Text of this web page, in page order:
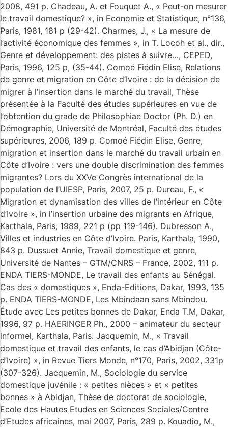
2008, 491 p. Chadeau, A. et Fouquet A., « Peut-on mesurer
le travail domestique? », in Economie et Statistique, n°136,
Paris, 1981, 181 p (29-42). Charmes, J., « La mesure de
l’activité économique des femmes », in T. Locoh et al., dir.,
Genre et développement: des pistes à suivre…, CEPED,
Paris, 1996, 125 p, (35-44). Comoé Fiédin Elise, Relations
de genre et migration en Côte d’Ivoire : de la décision de
migrer à l’insertion dans le marché du travail, Thèse
présentée à la Faculté des études supérieures en vue de
l’obtention du grade de Philosophiae Doctor (Ph. D.) en
Démographie, Université de Montréal, Faculté des études
supérieures, 2006, 189 p. Comoé Fiédin Elise, Genre,
migration et insertion dans le marché du travail urbain en
Côte d’Ivoire : vers une double discrimination des femmes
migrantes? Lors du XXVe Congrès international de la
population de l’UIESP, Paris, 2007, 25 p. Dureau, F., «
Migration et dynamisation des villes de l’intérieur en Côte
d’Ivoire », in l’insertion urbaine des migrants en Afrique,
Karthala, Paris, 1989, 221 p (pp 119-146). Dubresson A.,
Villes et industries en Côte d’Ivoire. Paris, Karthala, 1990,
843 p. Dussuet Annie, Travail domestique et genre,
Université de Nantes – GTM/CNRS – France, 2002, 111 p.
ENDA TIERS-MONDE, Le travail des enfants au Sénégal.
Cas des « domestiques », Enda-Editions, Dakar, 1993, 135
p. ENDA TIERS-MONDE, Les Mbindaan sans Mbindou.
Étude avec Les petites bonnes de Dakar, Enda T.M, Dakar,
1996, 97 p. HAERINGER Ph., 2000 – animateur du secteur
informel, Karthala, Paris. Jacquemin, M., « Travail
domestique et travail des enfants, le cas d’Abidjan (Côte-
d’Ivoire) », in Revue Tiers Monde, n°170, Paris, 2002, 331p
(307-326). Jacquemin, M., Sociologie du service
domestique juvénile : « petites nièces » et « petites
bonnes » à Abidjan, Thèse de doctorat de sociologie,
Ecole des Hautes Etudes en Sciences Sociales/Centre
d’Etudes africaines, mai 2007, Paris, 289 p. Kouadio, M.,